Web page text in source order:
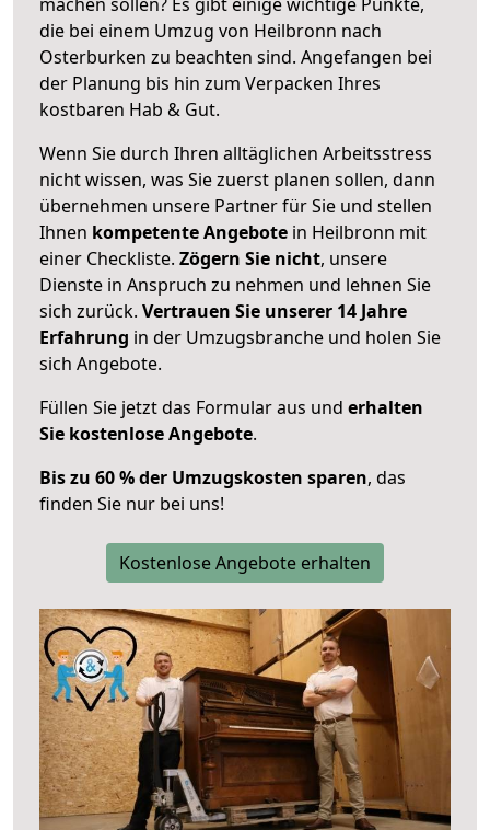
die bei einem Umzug von Heilbronn nach
Osterburken zu beachten sind. Angefangen bei
der Planung bis hin zum Verpacken Ihres
kostbaren Hab & Gut.
Wenn Sie durch Ihren alltäglichen Arbeitsstress
nicht wissen, was Sie zuerst planen sollen, dann
übernehmen unsere Partner für Sie und stellen
Ihnen kompetente Angebote in Heilbronn mit
einer Checkliste. Zögern Sie nicht, unsere
Dienste in Anspruch zu nehmen und lehnen Sie
sich zurück. Vertrauen Sie unserer 14 Jahre
Erfahrung in der Umzugsbranche und holen Sie
sich Angebote.
Füllen Sie jetzt das Formular aus und erhalten
Sie kostenlose Angebote.
Bis zu 60 % der Umzugskosten sparen, das
finden Sie nur bei uns!
Kostenlose Angebote erhalten